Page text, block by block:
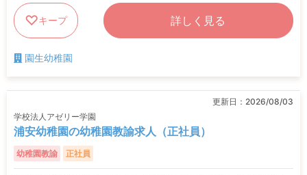
キープ 詳しく見る
園生幼稚園
更新日： 2026/08/03
学校法人アゼリー学園
浦安幼稚園の幼稚園教諭求人（正社員）
幼稚園教諭 正社員